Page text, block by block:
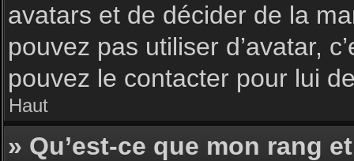
avatars et de décider de la
pouvez pas utiliser d’avatar,
pouvez le contacter pour lui
Haut
» Qu’est-ce que mon rang